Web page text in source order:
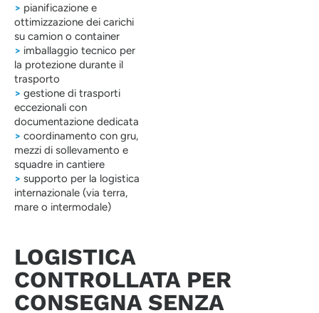
> pianificazione e
ottimizzazione dei carichi
su camion o container
> imballaggio tecnico per
la protezione durante il
trasporto
> gestione di trasporti
eccezionali con
documentazione dedicata
> coordinamento con gru,
mezzi di sollevamento e
squadre in cantiere
> supporto per la logistica
internazionale (via terra,
mare o intermodale)
LOGISTICA
CONTROLLATA PER
CONSEGNA SENZA